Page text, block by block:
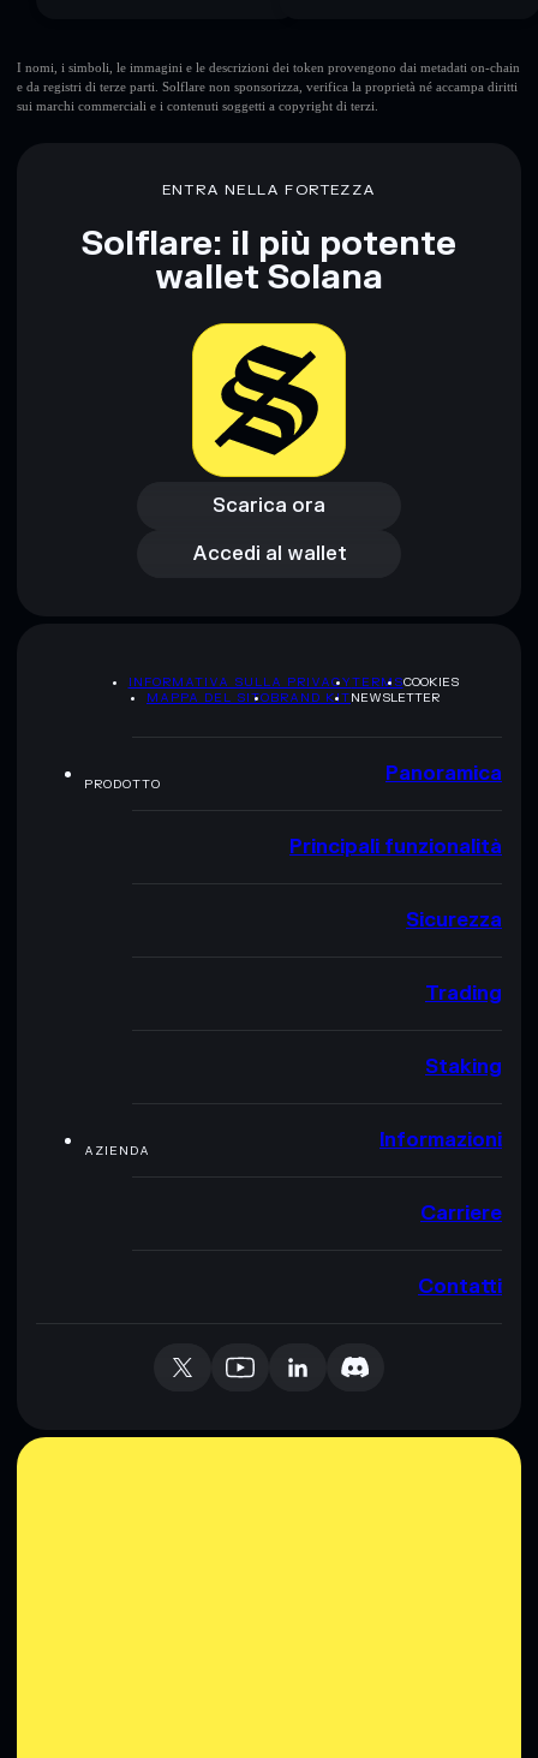
I nomi, i simboli, le immagini e le descrizioni dei token provengono dai metadati on-chain
e da registri di terze parti. Solflare non sponsorizza, verifica la proprietà né accampa diritti
sui marchi commerciali e i contenuti soggetti a copyright di terzi.
ENTRA NELLA FORTEZZA
Solflare: il più potente
wallet Solana
Scarica ora
Scarica ora
Accedi al wallet
Accedi al wallet
INFORMATIVA SULLA PRIVACYTERMSCOOKIES
MAPPA DEL SITOBRAND KITNEWSLETTER
PRODOTTO Panoramica
Principali funzionalità
Sicurezza
Trading
Staking
AZIENDA Informazioni
Carriere
Contatti